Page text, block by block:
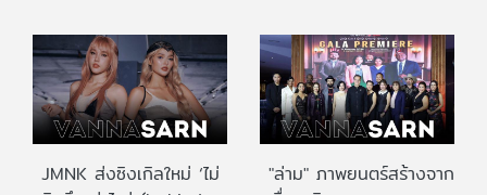
JMNK ส่งซิงเกิลใหม่ ‘ไม่
"ล่าม" ภาพยนตร์สร้างจาก